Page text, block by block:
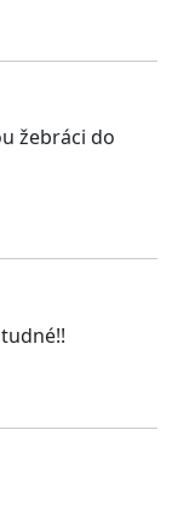
žebráci do